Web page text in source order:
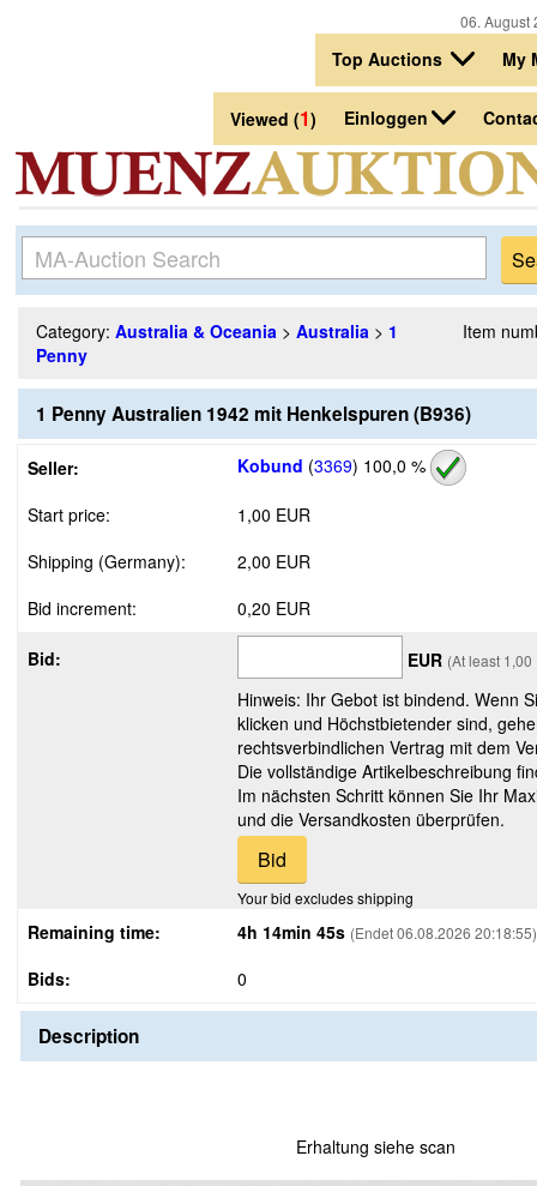
06.
Top Auctions My
Viewed (1) Einloggen
Category: Australia & Oceania > Australia > 1
Penny
Item
1 Penny Australien 1942 mit Henkelspuren (B936)
Seller: Kobund (3369) 100,0 %
Start price:
1,00 EUR
Shipping (Germany):
2,00 EUR
Bid increment:
0,20 EUR
Bid: EUR (At least 1,00
Hinweis: Ihr Gebot ist bindend. Wenn
klicken und Höchstbietender sind,
rechtsverbindlichen Vertrag mit dem
Die vollständige Artikelbeschreibung
Im nächsten Schritt können Sie Ihr
und die Versandkosten überprüfen.
Your bid excludes shipping
Remaining time: 4h 14min 44s (Endet 06.08.2026 20:18:55)
Bids: 0
Description
Erhaltung siehe scan